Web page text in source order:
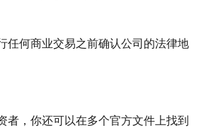
任何商业交易之前确认公司的法律地
者，你还可以在多个官方文件上找到